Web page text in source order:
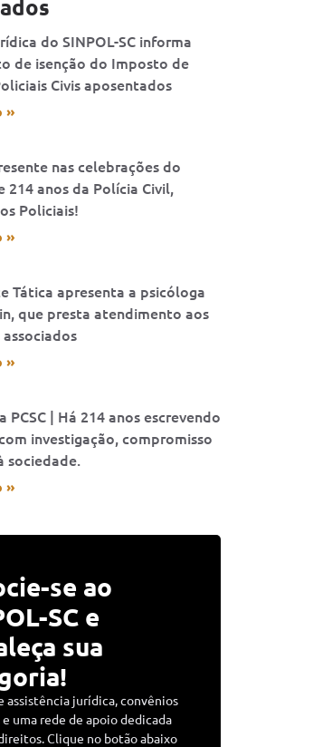
do SINPOL-SC informa
de isenção do Imposto de
Civis aposentados
»
nas celebrações do
214 anos da Polícia Civil,
Policiais!
»
Tática apresenta a psicóloga
que presta atendimento aos
»
PCSC | Há 214 anos escrevendo
investigação, compromisso
sociedade.
»
se ao
SC e
sua
assistência jurídica, convênios
uma rede de apoio dedicada
Clique no botão abaixo